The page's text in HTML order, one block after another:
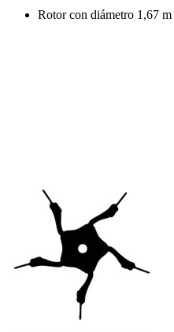
Rotor con diámetro 1,67 m